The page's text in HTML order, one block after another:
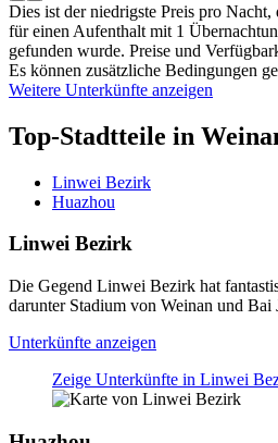
Dies ist der niedrigste Preis pro Nacht,
für einen Aufenthalt mit 1
gefunden wurde. Preise und
Es können zusätzliche Bedingungen
Weitere Unterkünfte anzeigen
Top-Stadtteile in
Linwei Bezirk
Huazhou
Linwei Bezirk
Die Gegend Linwei Bezirk hat
darunter Stadium von Weinan und Bai
Unterkünfte anzeigen
Zeige Unterkünfte in Linwei